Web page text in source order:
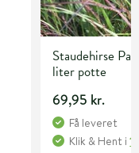
Staudehirse
liter potte
69,95 kr.
Få leveret
Klik & Hent i